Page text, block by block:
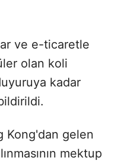
ve e-ticaretle
olan koli
kadar
Kong'dan gelen
mektup